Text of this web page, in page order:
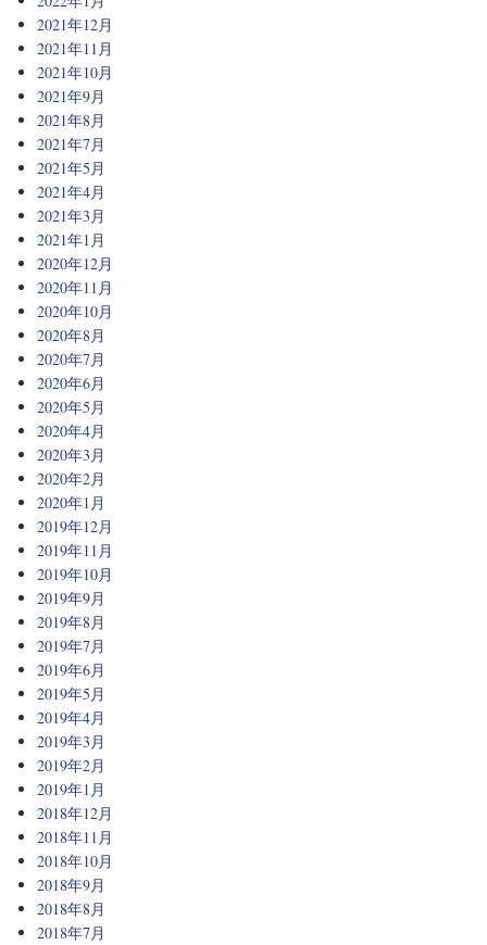
2021年12月
2021年11月
2021年10月
2021年9月
2021年8月
2021年7月
2021年5月
2021年4月
2021年3月
2021年1月
2020年12月
2020年11月
2020年10月
2020年8月
2020年7月
2020年6月
2020年5月
2020年4月
2020年3月
2020年2月
2020年1月
2019年12月
2019年11月
2019年10月
2019年9月
2019年8月
2019年7月
2019年6月
2019年5月
2019年4月
2019年3月
2019年2月
2019年1月
2018年12月
2018年11月
2018年10月
2018年9月
2018年8月
2018年7月